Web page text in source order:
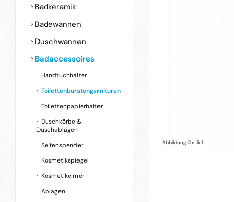
Badkeramik
Badewannen
Duschwannen
Badaccessoires
Handtuchhalter
Toilettenbürstengarnituren
Toilettenpapierhalter
Duschkörbe &
Duschablagen
Seifenspender
Kosmetikspiegel
Kosmetikeimer
Ablagen
Abbildung ähnlich